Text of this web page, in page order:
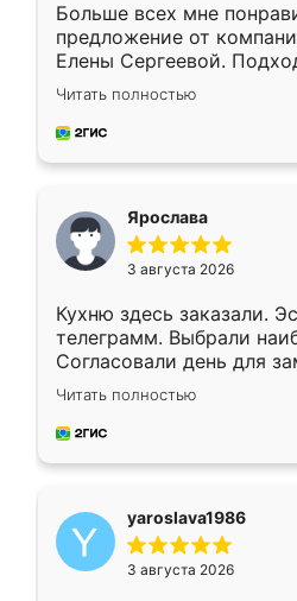
Больше всех мне
предложение от
Елены Сергеевой.
короткие сроки
для замера сотрудник
предложил по моему
Читать полностью
Ярослава
3 августа 2026
Кухню здесь заказали.
телеграмм. Выбрали
Согласовали день для
недели кухня была уже
довольны работой.
мебель за качественную
Читать полностью
yaroslava1986
3 августа 2026